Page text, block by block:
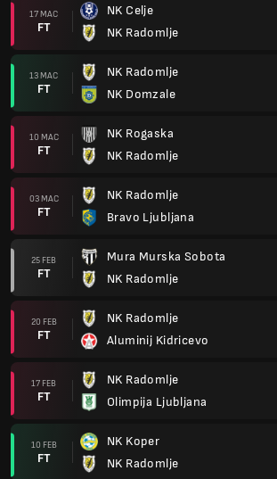
17 MAC
FT
NK Celje
NK Radomlje
13 MAC
FT
NK Radomlje
NK Domzale
10 MAC
FT
NK Rogaska
NK Radomlje
03 MAC
FT
NK Radomlje
Bravo Ljubljana
25 FEB
FT
Mura Murska Sobota
NK Radomlje
20 FEB
FT
NK Radomlje
Aluminij Kidricevo
17 FEB
FT
NK Radomlje
Olimpija Ljubljana
10 FEB
FT
NK Koper
NK Radomlje